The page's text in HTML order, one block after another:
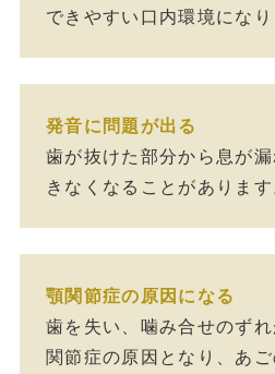
できやすい口内環境になり
発音に問題が出る
歯が抜けた部分から息が
きなくなることがあります
顎関節症の原因になる
歯を失い、噛み合せのず
関節症の原因となり、あ